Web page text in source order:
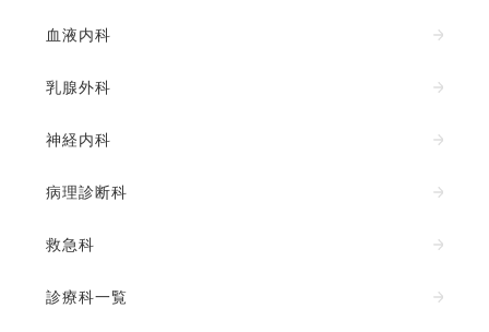
血液内科
乳腺外科
神経内科
病理診断科
救急科
診療科一覧